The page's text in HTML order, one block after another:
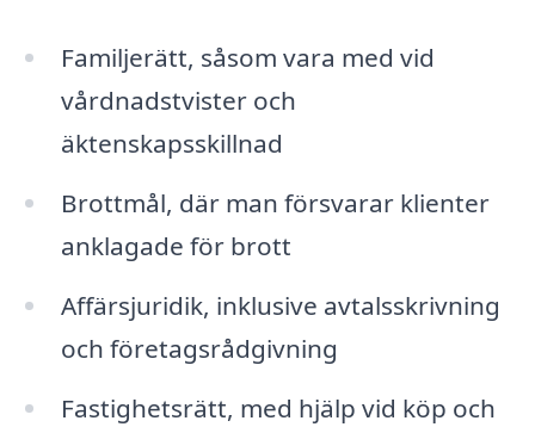
Familjerätt, såsom vara med vid
vårdnadstvister och
äktenskapsskillnad
Brottmål, där man försvarar klienter
anklagade för brott
Affärsjuridik, inklusive avtalsskrivning
och företagsrådgivning
Fastighetsrätt, med hjälp vid köp och